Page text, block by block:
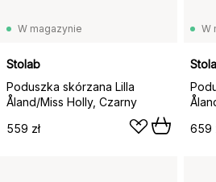
W magazynie
Stolab
Poduszka skórzana Lilla
Åland/Miss Holly, Czarny
559 zł
W
659